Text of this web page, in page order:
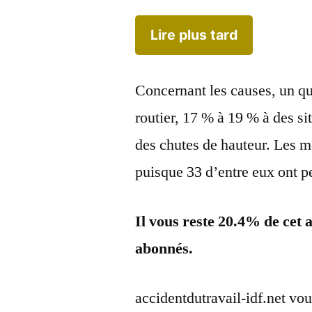
Lire plus tard
Concernant les causes, un
routier, 17 % à 19 % à des
des chutes de hauteur. Les
puisque 33 d’entre eux ont
Il vous reste 20.4% de cet
abonnés.
accidentdutravail-idf.net